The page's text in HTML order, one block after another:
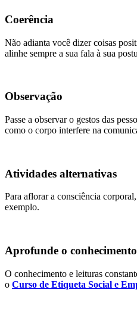
Coerência
Não adianta você dizer coisas
alinhe sempre a sua fala à sua
Observação
Passe a observar o gestos das
como o corpo interfere na
Atividades alternativas
Para aflorar a consciência
exemplo.
Aprofunde o conhecimento
O conhecimento e leituras
o Curso de Etiqueta Social e